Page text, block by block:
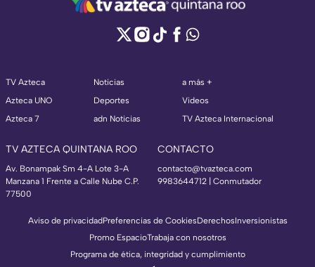
TV Azteca
Azteca UNO
Azteca 7
Noticias
Deportes
adn Noticias
a más +
Videos
TV Azteca Internacional
TV AZTECA QUINTANA ROO
Av. Bonampak Sm 4-A Lote 3-A
Manzana 1 Frente a Calle Nube C.P.
77500
CONTACTO
contacto@tvazteca.com
9983644712 | Conmutador
Aviso de privacidadPreferencias de CookiesDerechosInversionistas
Promo EspacioTrabaja con nosotros
Programa de ética, integridad y cumplimiento